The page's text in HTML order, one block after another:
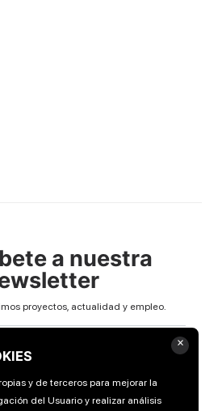
a nuestra
proyectos, actualidad y empleo.
y de terceros para mejorar la
del Usuario y realizar análisis
×